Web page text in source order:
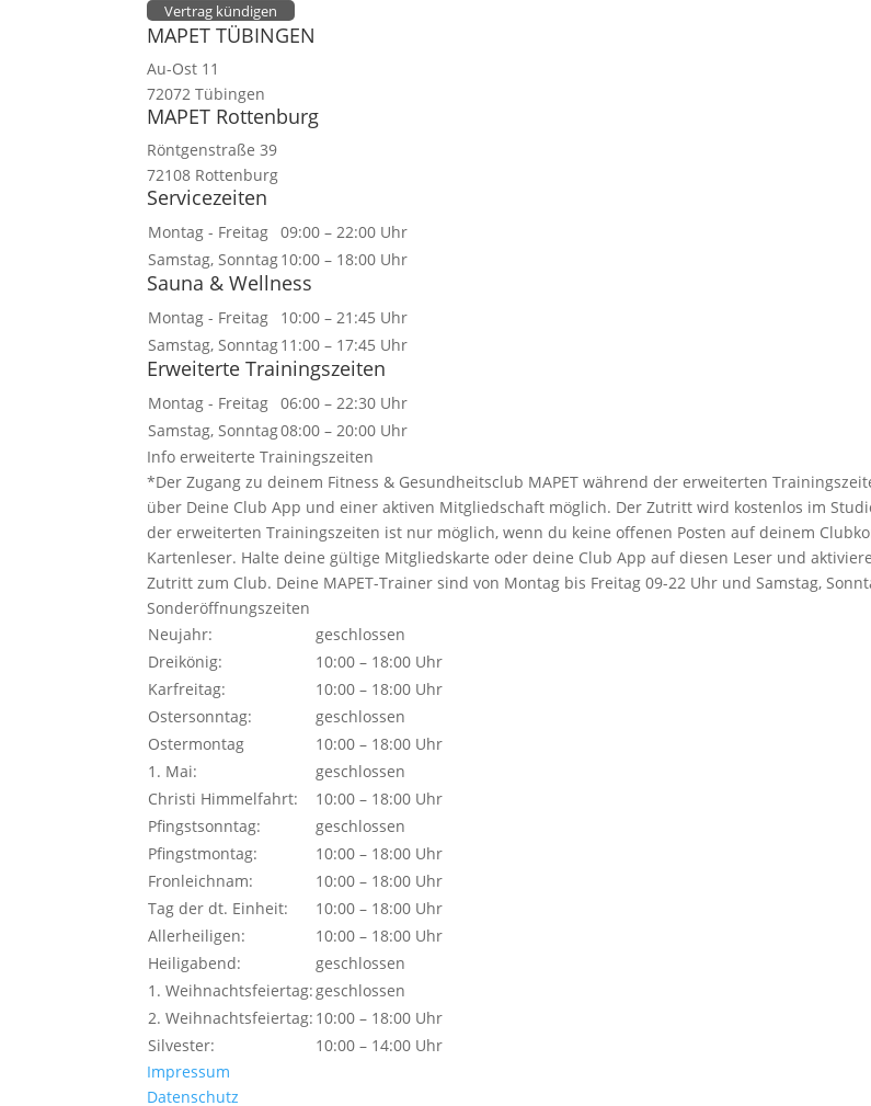
Vertrag kündigen
MAPET TÜBINGEN
Au-Ost 11
72072 Tübingen
MAPET Rottenburg
Röntgenstraße 39
72108 Rottenburg
Servicezeiten
Montag - Freitag
09:00 – 22:00 Uhr
Samstag, Sonntag10:00 – 18:00 Uhr
Sauna & Wellness
Montag - Freitag
10:00 – 21:45 Uhr
Samstag, Sonntag11:00 – 17:45 Uhr
Erweiterte Trainingszeiten
Montag - Freitag
06:00 – 22:30 Uhr
Samstag, Sonntag08:00 – 20:00 Uhr
Info erweiterte Trainingszeiten
*Der Zugang zu deinem Fitness & Gesundheitsclub MAPET während der erweiterten
über Deine Club App und einer aktiven Mitgliedschaft möglich. Der Zutritt wird kostenlos im
der erweiterten Trainingszeiten ist nur möglich, wenn du keine offenen Posten auf deinem
Kartenleser. Halte deine gültige Mitgliedskarte oder deine Club App auf diesen Leser und
Zutritt zum Club. Deine MAPET-Trainer sind von Montag bis Freitag 09-22 Uhr und Samstag,
Sonderöffnungszeiten
Neujahr:
geschlossen
Dreikönig:
10:00 – 18:00 Uhr
Karfreitag:
10:00 – 18:00 Uhr
Ostersonntag:
geschlossen
Ostermontag
10:00 – 18:00 Uhr
1. Mai:
geschlossen
Christi Himmelfahrt:
10:00 – 18:00 Uhr
Pfingstsonntag:
geschlossen
Pfingstmontag:
10:00 – 18:00 Uhr
Fronleichnam:
10:00 – 18:00 Uhr
Tag der dt. Einheit:
10:00 – 18:00 Uhr
Allerheiligen:
10:00 – 18:00 Uhr
Heiligabend:
geschlossen
1. Weihnachtsfeiertag:geschlossen
2. Weihnachtsfeiertag: 10:00 – 18:00 Uhr
Silvester:
10:00 – 14:00 Uhr
Impressum
Datenschutz